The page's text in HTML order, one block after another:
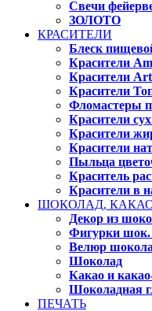
Свечи
ЗОЛОТО
КРАСИТЕЛИ
Блеск
Красители
Красители
Красители
Фломастеры
Красители
Красители
Красители
Пыльца
Краситель
Красители в
ШОКОЛАД,
Декор из
Фигурки шок.
Велюр
Шоколад
Какао и
Шоколадная
ПЕЧАТЬ